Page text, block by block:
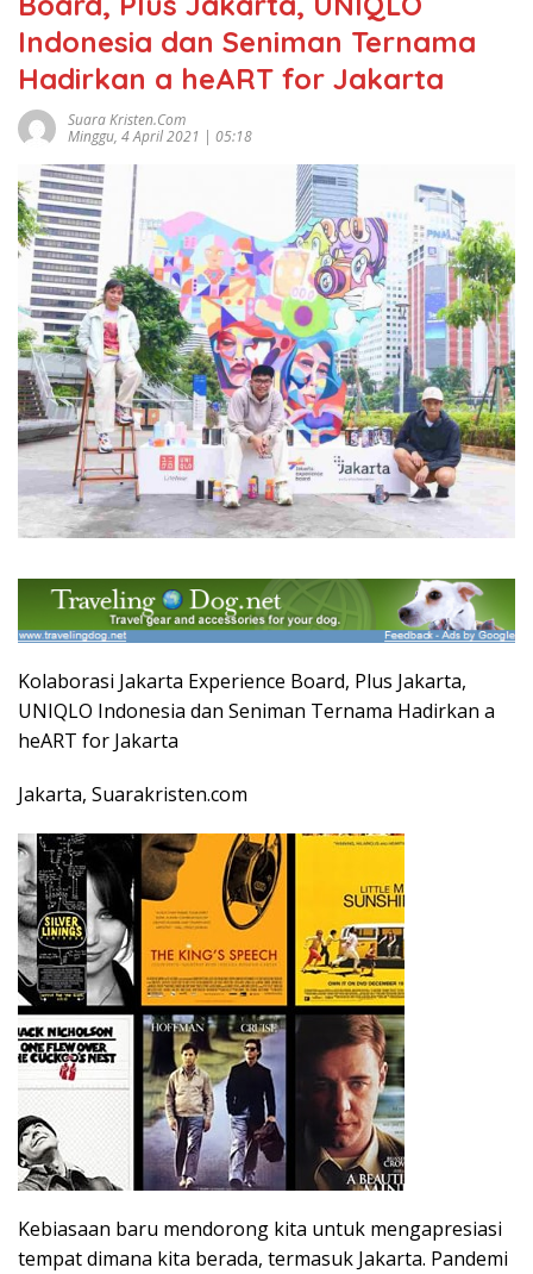
Indonesia dan Seniman Ternama
Hadirkan a heART for Jakarta
Suara Kristen.com
Minggu, 4 April 2021 | 05:18
Kolaborasi Jakarta Experience Board, Plus Jakarta,
UNIQLO Indonesia dan Seniman Ternama Hadirkan a
heART for Jakarta
Jakarta, Suarakristen.com
Kebiasaan baru mendorong kita untuk mengapresiasi
tempat dimana kita berada, termasuk Jakarta. Pandemi